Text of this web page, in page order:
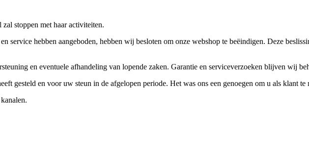
stoppen met haar activiteiten.
service hebben aangeboden, hebben wij besloten om onze webshop te beëindigen. Deze
en eventuele afhandeling van lopende zaken. Garantie en serviceverzoeken blijven wij
gesteld en voor uw steun in de afgelopen periode. Het was ons een genoegen om u als klant te